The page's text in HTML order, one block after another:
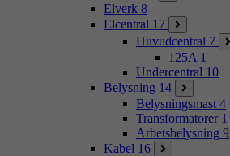
Elverk 8
Elcentral 17
Huvudcentral 7
125A 1
Undercentral 10
Belysning 14
Belysningsmast 4
Transformatorer 1
Arbetsbelysning 9
Kabel 16